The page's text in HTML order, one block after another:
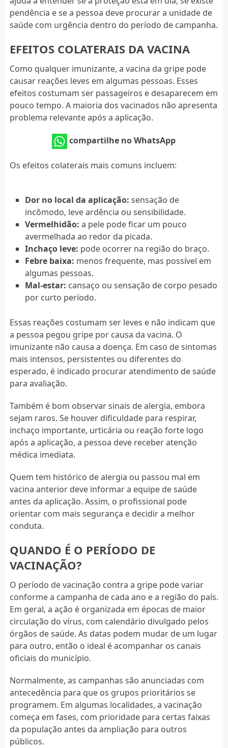
pendência e se a pessoa deve procurar a unidade de
saúde com urgência dentro do período de campanha.
EFEITOS COLATERAIS DA VACINA
Como qualquer imunizante, a vacina da gripe pode
causar reações leves em algumas pessoas. Esses
efeitos costumam ser passageiros e desaparecem em
pouco tempo. A maioria dos vacinados não apresenta
problema relevante após a aplicação.
compartilhe no WhatsApp
Os efeitos colaterais mais comuns incluem:
Dor no local da aplicação: sensação de
incômodo, leve ardência ou sensibilidade.
Vermelhidão: a pele pode ficar um pouco
avermelhada ao redor da picada.
Inchaço leve: pode ocorrer na região do braço.
Febre baixa: menos frequente, mas possível em
algumas pessoas.
Mal-estar: cansaço ou sensação de corpo pesado
por curto período.
Essas reações costumam ser leves e não indicam que
a pessoa pegou gripe por causa da vacina. O
imunizante não causa a doença. Em caso de sintomas
mais intensos, persistentes ou diferentes do
esperado, é indicado procurar atendimento de saúde
para avaliação.
Também é bom observar sinais de alergia, embora
sejam raros. Se houver dificuldade para respirar,
inchaço importante, urticária ou reação forte logo
após a aplicação, a pessoa deve receber atenção
médica imediata.
Quem tem histórico de alergia ou passou mal em
vacina anterior deve informar a equipe de saúde
antes da aplicação. Assim, o profissional pode
orientar com mais segurança e decidir a melhor
conduta.
QUANDO É O PERÍODO DE
VACINAÇÃO?
O período de vacinação contra a gripe pode variar
conforme a campanha de cada ano e a região do país.
Em geral, a ação é organizada em épocas de maior
circulação do vírus, com calendário divulgado pelos
órgãos de saúde. As datas podem mudar de um lugar
para outro, então o ideal é acompanhar os canais
oficiais do município.
Normalmente, as campanhas são anunciadas com
antecedência para que os grupos prioritários se
programem. Em algumas localidades, a vacinação
começa em fases, com prioridade para certas faixas
da população antes da ampliação para outros
públicos.